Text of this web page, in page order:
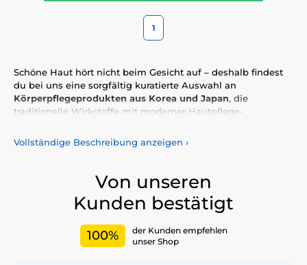
1
Schöne Haut hört nicht beim Gesicht auf – deshalb findest
du bei uns eine sorgfältig kuratierte Auswahl an
Körperpflegeprodukten aus Korea und Japan, die
traditionelle Wirkstoffe mit moderner Hautpflege-
Präzision, Hautfreundlichkeit und ein ganzheitliches
Schönheitsverständnis – und genau das spiegelt sich auch
Unsere Auswahl bietet alles, was du für eine komplette
Körperpflegeroutinebrauchst: vonsanften Peelings
reinigenden Duschgels
über
feuchtigkeitsspendende
undnährende Cremesbis hin zu gezielter
Pflege für trockene Ellenbogen, Knie oder Fersen. Wenn du
Vollständige Beschreibung anzeigen ›
Von unseren
Kunden bestätigt
100%
der Kunden empfehlen
unser Shop